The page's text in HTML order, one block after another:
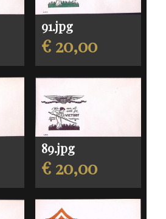
91.jpg
€ 20,00
89.jpg
€ 20,00